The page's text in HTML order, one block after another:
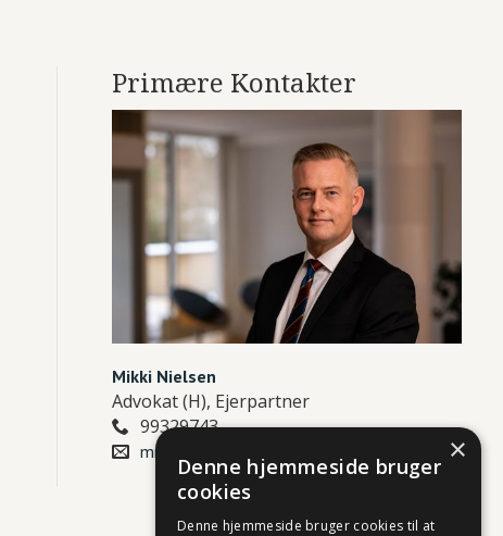
Primære Kontakter
Mikki Nielsen
Advokat (H), Ejerpartner
 99329743
 mn@abnlaw.dk ×
Denne hjemmeside bruger
cookies
Denne hjemmeside bruger cookies til at